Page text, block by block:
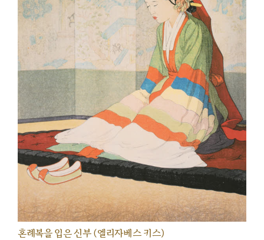
혼례복을 입은 신부 (엘리자베스 키스)